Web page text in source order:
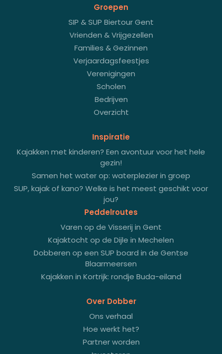
Groepen
SIP & SUP Biertour Gent
Vrienden & Vrijgezellen
Families & Gezinnen
Verjaardagsfeestjes
Verenigingen
Scholen
Bedrijven
Overzicht
Inspiratie
Kajakken met kinderen? Een avontuur voor het hele
gezin!
Samen het water op: waterplezier in groep
SUP, kajak of kano? Welke is het meest geschikt voor
jou?
Peddelroutes
Varen op de Visserij in Gent
Kajaktocht op de Dijle in Mechelen
Dobberen op een SUP board in de Gentse
Blaarmeersen
Kajakken in Kortrijk: rondje Buda-eiland
Over Dobber
Ons verhaal
Hoe werkt het?
Partner worden